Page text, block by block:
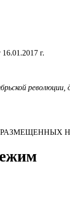
г.
революции,